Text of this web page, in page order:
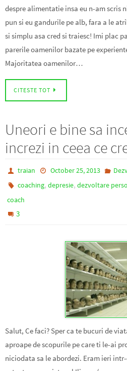
despre alimentatie insa eu n-am scris
pun si eu gandurile pe alb, fara a le
si simplu asa cred si traiesc! Imi plac
parerile oamenilor bazate pe
Majoritatea oamenilor…
CITESTE TOT
Uneori e bine sa
increzi in ceea ce
traian October 25, 2013
coaching,depresie,dezvoltare
coach
3
Salut, Ce faci? Sper ca te bucuri de
aproape de scopurile pe care ti le-ai
niciodata sa le abordezi. Eram ieri